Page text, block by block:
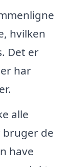
hvilken
Det er
har
alle
de
have